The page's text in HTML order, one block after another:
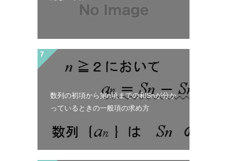
数列の初項から第n項までの和Snが分か
っているときの一般項の求め方